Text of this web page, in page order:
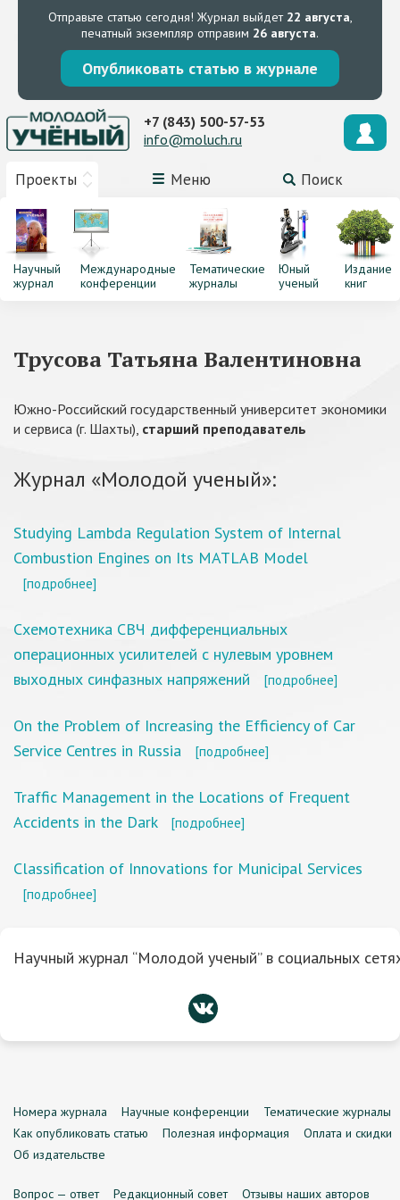
Отправьте статью сегодня! Журнал выйдет 22 августа,
печатный экземпляр отправим 26 августа.
Опубликовать статью в журнале
Проекты Меню Поиск
+7 (843) 500-57-53
info@moluch.ru
Научный
журнал
Международные
конференции
Тематические
журналы
Юный
ученый
Издание
книг
Трусова Татьяна Валентиновна
Южно-Российский государственный университет экономики
и сервиса (г. Шахты), старший преподаватель
Журнал «Молодой ученый»:
Studying Lambda Regulation System of Internal
Combustion Engines on Its MATLAB Model
[подробнее]
Схемотехника СВЧ дифференциальных
операционных усилителей с нулевым уровнем
выходных синфазных напряжений
[подробнее]
On the Problem of Increasing the Efficiency of Car
Service Centres in Russia
[подробнее]
Traffic Management in the Locations of Frequent
Accidents in the Dark
[подробнее]
Classification of Innovations for Municipal Services
[подробнее]
Научный журнал “Молодой ученый” в социальных
Номера журнала Научные конференции
Тематические журналы
Как опубликовать статью
Полезная информация
Оплата и скидки
Об издательстве
Вопрос — ответ Редакционный совет Отзывы наших авторов